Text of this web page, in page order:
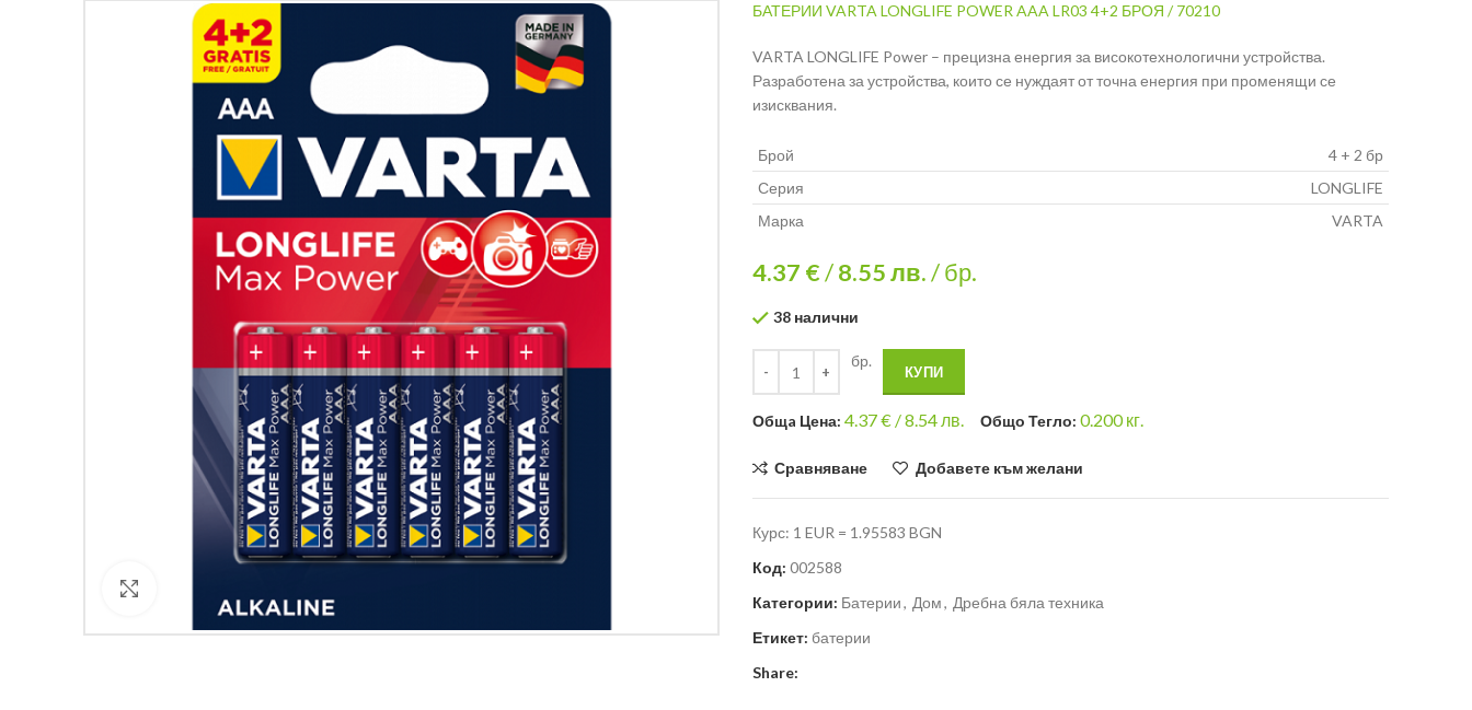
БАТЕРИИ VARTA LONGLIFE POWER AAA LR03 4+2 БРОЯ / 70210
VARTA LONGLIFE Power – прецизна енергия за високотехнологични устройства.
Разработена за устройства, които се нуждаят от точна енергия при променящи се
изисквания.
Брой
4 + 2 бр
Серия
LONGLIFE
Марка
VARTA
4.37 €/8.55лв./ бр.
38 налични
бр.
КУПИ
Общa Цена: 4.37€ /8.54 лв. Общо Тегло: 0.200кг.
Сравняване Добавете към желани
Курс: 1 EUR = 1.95583 BGN
Код: 002588
Категории: Батерии, Дом, Дребна бяла техника
Етикет: батерии
Share: